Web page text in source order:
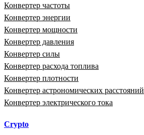
Конвертер частоты
Конвертер энергии
Конвертер мощности
Конвертер давления
Конвертер силы
Конвертер расхода топлива
Конвертер плотности
Конвертер астрономических расстояний
Конвертер электрического тока
Crypto